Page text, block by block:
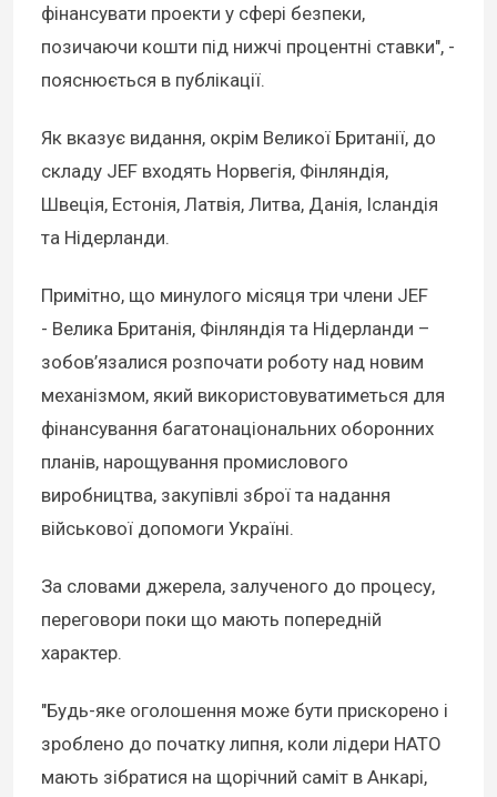
фінансувати проекти у сфері безпеки,
позичаючи кошти під нижчі процентні ставки", -
пояснюється в публікації.
Як вказує видання, окрім Великої Британії, до
складу JEF входять Норвегія, Фінляндія,
Швеція, Естонія, Латвія, Литва, Данія, Ісландія
та Нідерланди.
Примітно, що минулого місяця три члени JEF
- Велика Британія, Фінляндія та Нідерланди –
зобов’язалися розпочати роботу над новим
механізмом, який використовуватиметься для
фінансування багатонаціональних оборонних
планів, нарощування промислового
виробництва, закупівлі зброї та надання
військової допомоги Україні.
За словами джерела, залученого до процесу,
переговори поки що мають попередній
характер.
"Будь-яке оголошення може бути прискорено і
зроблено до початку липня, коли лідери НАТО
мають зібратися на щорічний саміт в Анкарі,